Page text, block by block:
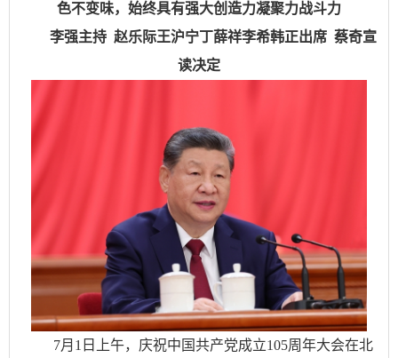
色不变味，始终具有强大创造力凝聚力战斗力
李强主持 赵乐际王沪宁丁薛祥李希韩正出席 蔡奇宣
读决定
7月1日上午，庆祝中国共产党成立105周年大会在北